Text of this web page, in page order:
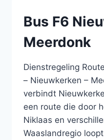
–
–
SINT-
KRUIS
–
SINT-
–
MALEHOEK
Bus F6
Meerdonk
Dienstregeling
– Nieuwkerken –
verbindt
een route die door
Niklaas en
Waaslandregio